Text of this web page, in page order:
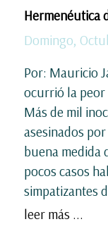
Hermenéutica
Domingo,
Por: Mauricio
ocurrió la peor
Más de mil
asesinados
buena medida
pocos casos
simpatizantes
leer más ...